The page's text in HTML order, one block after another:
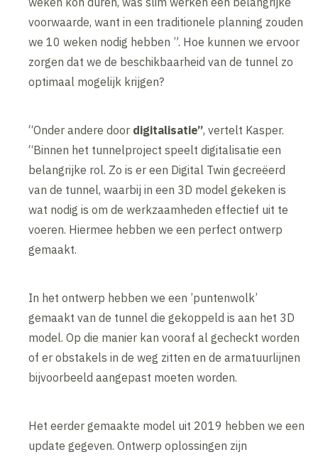
voorwaarde, want in een traditionele planning zouden
we 10 weken nodig hebben ”. Hoe kunnen we ervoor
zorgen dat we de beschikbaarheid van de tunnel zo
optimaal mogelijk krijgen?
“Onder andere door digitalisatie”, vertelt Kasper.
“Binnen het tunnelproject speelt digitalisatie een
belangrijke rol. Zo is er een Digital Twin gecreëerd
van de tunnel, waarbij in een 3D model gekeken is
wat nodig is om de werkzaamheden effectief uit te
voeren. Hiermee hebben we een perfect ontwerp
gemaakt.
In het ontwerp hebben we een ’puntenwolk’
gemaakt van de tunnel die gekoppeld is aan het 3D
model. Op die manier kan vooraf al gecheckt worden
of er obstakels in de weg zitten en de armatuurlijnen
bijvoorbeeld aangepast moeten worden.
Het eerder gemaakte model uit 2019 hebben we een
update gegeven. Ontwerp oplossingen zijn